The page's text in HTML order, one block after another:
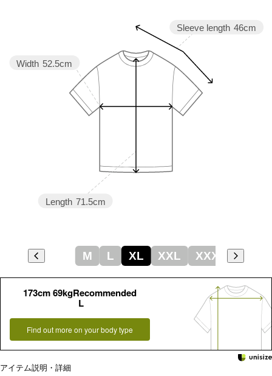
Sleeve length 46cm
Length 71.5cm
Width 52.5cm
M L XL XXL XXXL
173cm 69kgRecommended
L
Find out more on your body type
アイテム説明・詳細